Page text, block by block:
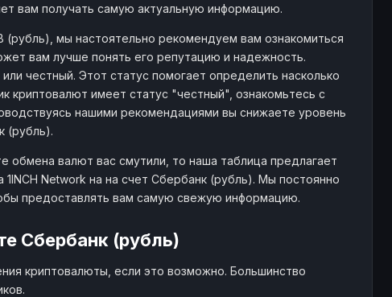
вам получать самую актуальную информацию.
(рубль), мы настоятельно рекомендуем вам ознакомиться
вам лучше понять его репутацию и надежность.
честный. Этот статус помогает определить насколько
имеет статус "честный", ознакомьтесь с
нашими рекомендациями вы снижаете уровень
(рубль).
обмена валют вас смутили, то наша таблица предлагает
Network на на счет Сбербанк (рубль). Мы постоянно
предоставлять вам самую свежую информацию.
Сбербанк (рубль)
криптовалюты, если это возможно. Большинство